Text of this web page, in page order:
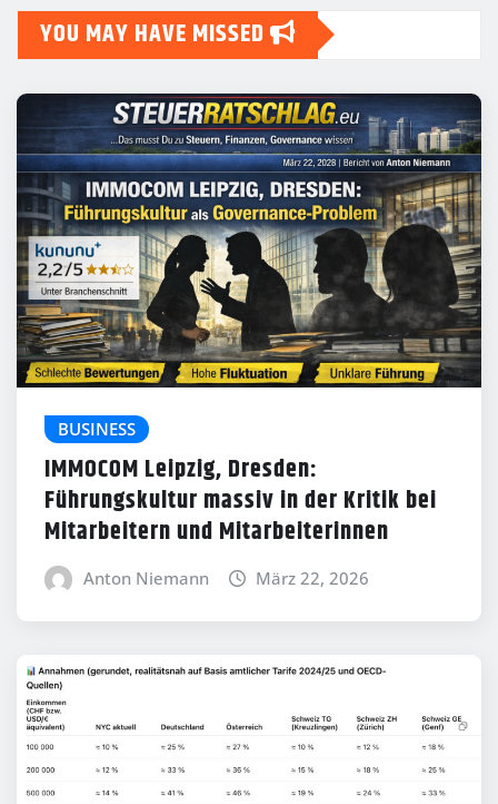
YOU MAY HAVE MISSED
BUSINESS
IMMOCOM Leipzig, Dresden:
Führungskultur massiv in der Kritik bei
Mitarbeitern und Mitarbeiterinnen
Anton Niemann März 22, 2026